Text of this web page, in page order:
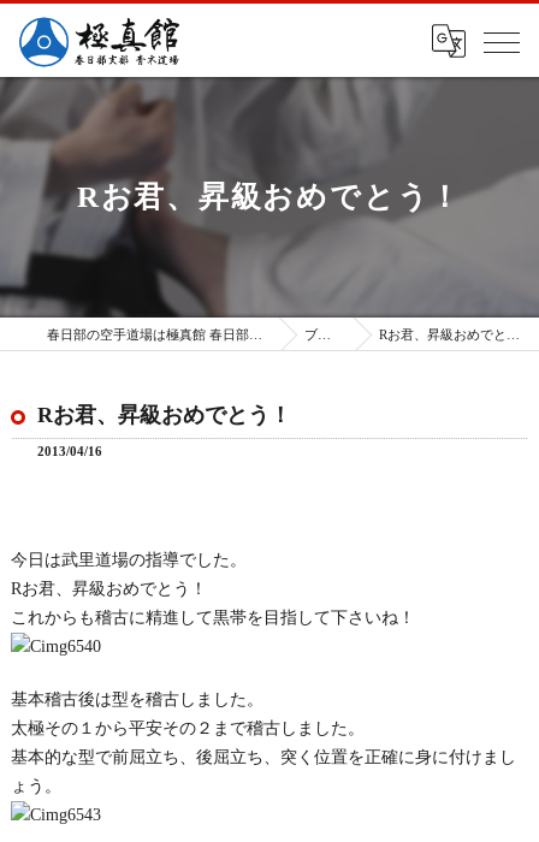
Rお君、昇級おめでとう！
春日部の空手道場は極真館 春日部支部 ブログ Rお君、昇級おめでとう！
Rお君、昇級おめでとう！
2013/04/16
今日は武里道場の指導でした。
Rお君、昇級おめでとう！
これからも稽古に精進して黒帯を目指して下さいね！
基本稽古後は型を稽古しました。
太極その１から平安その２まで稽古しました。
基本的な型で前屈立ち、後屈立ち、突く位置を正確に身に付けまし
ょう。